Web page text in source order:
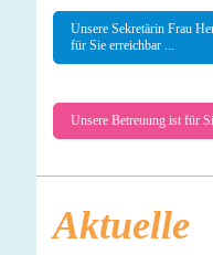
Unsere Sekretärin Frau
für Sie erreichbar ...
Unsere Betreuung ist für
Aktuelle